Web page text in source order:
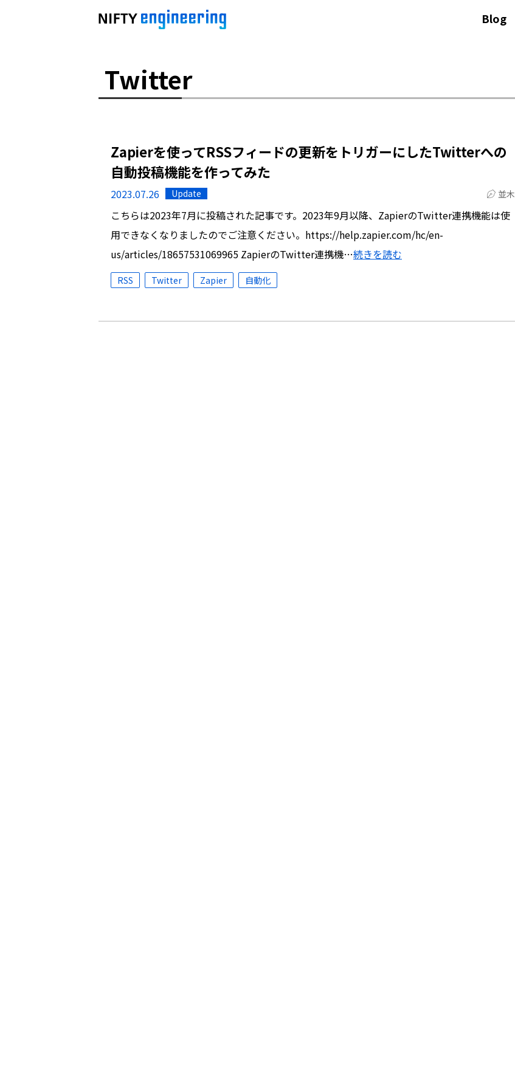
Blog
Twitter
Zapierを使ってRSSフィードの更新をトリガーにしたTwitterへの
自動投稿機能を作ってみた
2023.07.26 Update 並木
こちらは2023年7月に投稿された記事です。2023年9月以降、ZapierのTwitter連携機能は使
用できなくなりましたのでご注意ください。https://help.zapier.com/hc/en-
us/articles/18657531069965 ZapierのTwitter連携機…続きを読む
RSS Twitter Zapier 自動化